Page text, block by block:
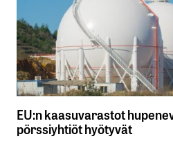
EU:n kaasuvarastot
pörssiyhtiöt hyötyvät